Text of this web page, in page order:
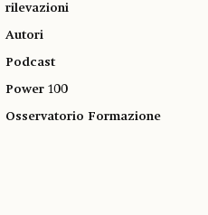
rilevazioni
Autori
Podcast
Power 100
Osservatorio Formazione